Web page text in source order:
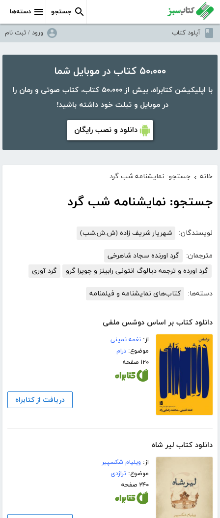
دسته‌ها جستجو
آپلود کتاب ورود / ثبت نام
۵۰،۰۰۰ کتاب در موبایل شما
با اپلیکیشن کتابراه، بیش از ۵۰،۰۰۰ کتاب، کتاب صوتی و رمان را
در موبایل و تبلت خود داشته باشید!
دانلود و نصب رایگان
خانه › جستجو: نمایشنامه شب گرد
جستجو: نمایشنامه شب گرد
نویسندگان: شهریار شریف زاده (ش.ش.شب)
مترجمان:
گرد اورنده سجاد شاهرخی
گرد اورده و ترجمه دیالوگ انتونی رابینز و چوپرا گرو
گرد آوری
دسته‌ها: کتاب‌های نمایشنامه و فیلمنامه
دانلود کتاب بر اساس دوشس ملفی
از:نغمه ثمینی
موضوع:درام
۱۲۰ صفحه
دریافت از کتابراه
دانلود کتاب لیر شاه
از: ویلیام شکسپیر
موضوع:تراژدی
۲۴۰ صفحه